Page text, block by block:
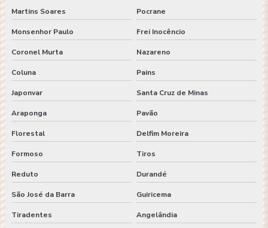
Martins Soares Pocrane
Monsenhor Paulo Frei Inocêncio
Coronel Murta Nazareno
Coluna Pains
Japonvar Santa Cruz de Minas
Araponga Pavão
Florestal Delfim Moreira
Formoso Tiros
Reduto Durandé
São José da Barra Guiricema
Tiradentes Angelândia